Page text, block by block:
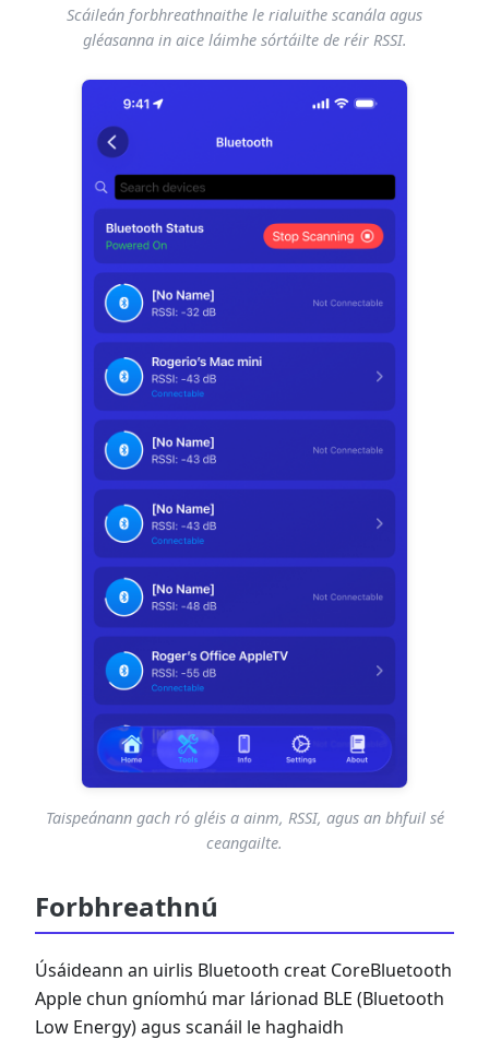
Scáileán forbhreathnaithe le rialuithe scanála agus
gléasanna in aice láimhe sórtáilte de réir RSSI.
Taispeánann gach ró gléis a ainm, RSSI, agus an bhfuil sé
ceangailte.
Forbhreathnú
Úsáideann an uirlis Bluetooth creat CoreBluetooth
Apple chun gníomhú mar lárionad BLE (Bluetooth
Low Energy) agus scanáil le haghaidh